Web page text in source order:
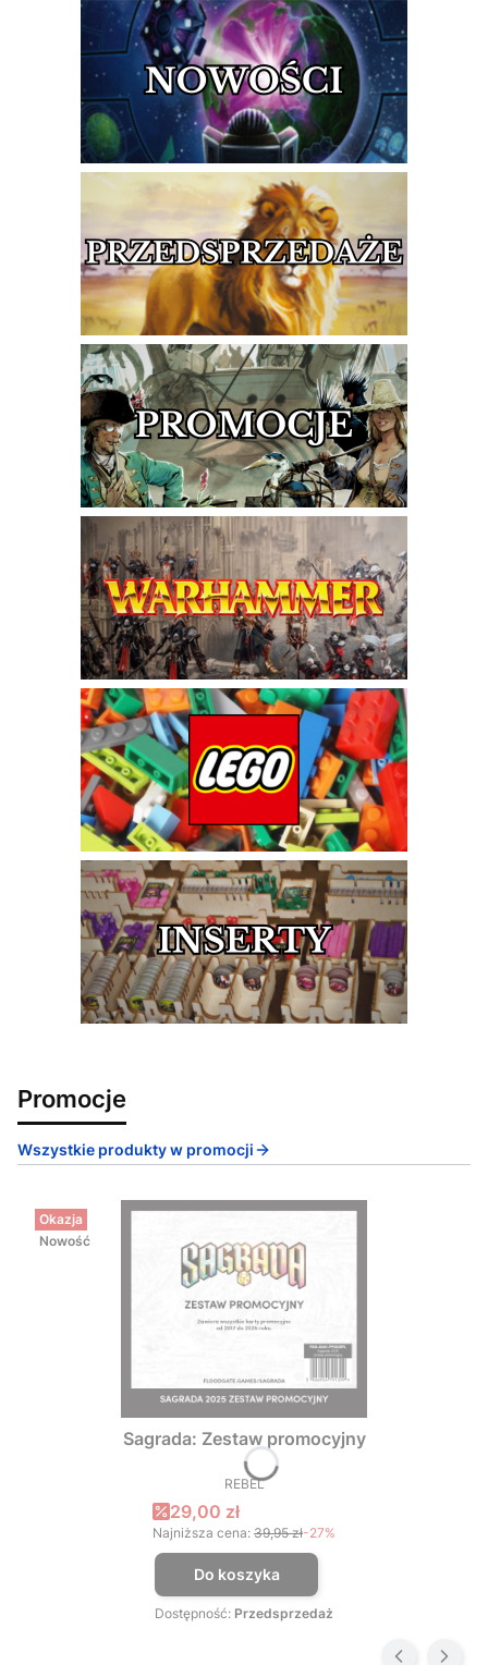
Promocje
Wszystkie produkty w promocji
Okazja
Nowość
Sagrada: Zestaw promocyjny
PRODUCENT
REBEL
Cena promocyjna
29,00 zł
Najniższa cena: 39,95 zł-27%
Do koszyka
Dostępność: Przedsprzedaż